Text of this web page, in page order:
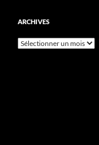
ARCHIVES
Archives